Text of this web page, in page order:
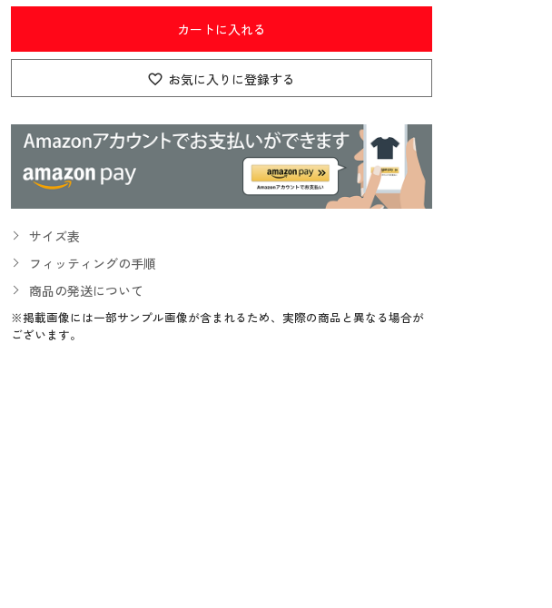
カートに入れる
お気に入りに登録する
サイズ表
フィッティングの手順
商品の発送について
※掲載画像には一部サンプル画像が含まれるため、実際の商品と異なる場合が
ございます。